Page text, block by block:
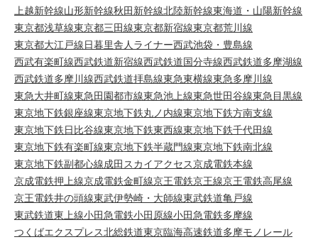
上越新幹線山形新幹線秋田新幹線北陸新幹線東海道・山陽新幹線
東京都浅草線東京都三田線東京都新宿線東京都荒川線
東京都大江戸線日暮里舎人ライナー西武池袋・豊島線
西武有楽町線西武鉄道新宿線西武鉄道国分寺線西武鉄道多摩湖線
西武鉄道多摩川線西武鉄道拝島線東急東横線東急多摩川線
東急大井町線東急田園都市線東急池上線東急世田谷線東急目黒線
東京地下鉄銀座線東京地下鉄丸ノ内線東京地下鉄方南支線
東京地下鉄日比谷線東京地下鉄東西線東京地下鉄千代田線
東京地下鉄有楽町線東京地下鉄半蔵門線東京地下鉄南北線
東京地下鉄副都心線成田スカイアクセス京成電鉄本線
京成電鉄押上線京成電鉄金町線京王電鉄京王線京王電鉄高尾線
京王電鉄井の頭線東武伊勢崎・大師線東武鉄道亀戸線
東武鉄道東上線小田急電鉄小田原線小田急電鉄多摩線
つくばエクスプレス北総鉄道東京臨海高速鉄道多摩モノレール